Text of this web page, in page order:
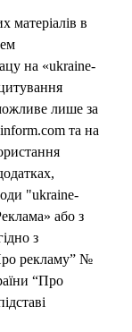
матеріалів в
на «ukraine-
лише за
та на
"ukraine-
або з
з
рекламу” №
“Про